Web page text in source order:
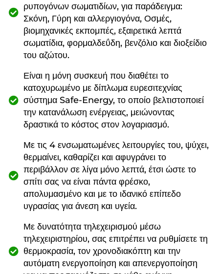
ρυπογόνων σωματιδίων, για παράδειγμα:
Σκόνη, Γύρη και αλλεργιογόνα, Οσμές,
βιομηχανικές εκπομπές, εξαιρετικά λεπτά
σωματίδια, φορμαλδεΰδη, βενζόλιο και διοξείδιο
του αζώτου.
Είναι η μόνη συσκευή που διαθέτει το
κατοχυρωμένο με δίπλωμα ευρεσιτεχνίας
σύστημα Safe-Energy, το οποίο βελτιστοποιεί
την κατανάλωση ενέργειας, μειώνοντας
δραστικά το κόστος στον λογαριασμό.
Με τις 4 ενσωματωμένες λειτουργίες του, ψύχει,
θερμαίνει, καθαρίζει και αφυγράνει το
περιβάλλον σε λίγα μόνο λεπτά, έτσι ώστε το
σπίτι σας να είναι πάντα φρέσκο,
απολυμασμένο και με το ιδανικό επίπεδο
υγρασίας για άνεση και υγεία.
Με δυνατότητα τηλεχειρισμού μέσω
τηλεχειριστηρίου, σας επιτρέπει να ρυθμίσετε τη
θερμοκρασία, τον χρονοδιακόπτη και την
αυτόματη ενεργοποίηση και απενεργοποίηση